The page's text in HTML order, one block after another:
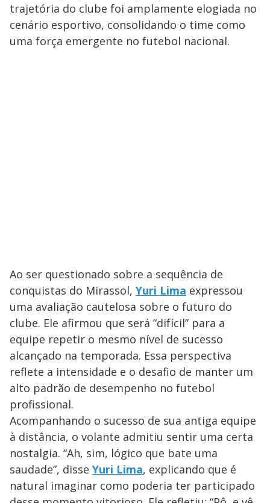
trajetória do clube foi amplamente elogiada no
cenário esportivo, consolidando o time como
uma força emergente no futebol nacional.
Ao ser questionado sobre a sequência de
conquistas do Mirassol, Yuri Lima expressou
uma avaliação cautelosa sobre o futuro do
clube. Ele afirmou que será “difícil” para a
equipe repetir o mesmo nível de sucesso
alcançado na temporada. Essa perspectiva
reflete a intensidade e o desafio de manter um
alto padrão de desempenho no futebol
profissional.
Acompanhando o sucesso de sua antiga equipe
à distância, o volante admitiu sentir uma certa
nostalgia. “Ah, sim, lógico que bate uma
saudade”, disse Yuri Lima, explicando que é
natural imaginar como poderia ter participado